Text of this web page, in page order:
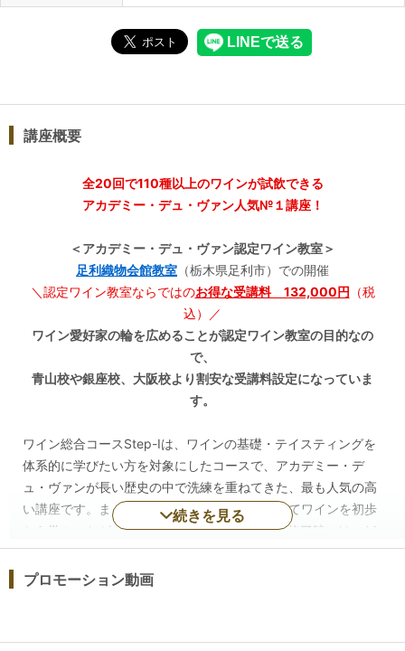
講座概要
全20回で110種以上のワインが試飲できる
アカデミー・デュ・ヴァン人気№１講座！
＜アカデミー・デュ・ヴァン認定ワイン教室＞
足利織物会館教室 （栃木県足利市）での開催
＼認定ワイン教室ならではのお得な受講料 132,000円 （税
込）／
ワイン愛好家の輪を広めることが認定ワイン教室の目的なの
で、
青山校や銀座校、大阪校より割安な受講料設定になっていま
す。
ワイン総合コースStep-Ⅰは、ワインの基礎・テイスティングを
体系的に学びたい方を対象にしたコースで、アカデミー・デ
ュ・ヴァンが長い歴史の中で洗練を重ねてきた、最も人気の高
い講座です。まったくの初心者の方でも安心してワインを初歩
から学ぶことができ、1回2時間×20レッスンの修了時には、ど
なたでも立派なワイン通になれます。本格的なテイスティン
グ・テクニックと深い知識の習得を通じ、ワインの悦びが一気
◆成長が実感できるワイン・テイスティング
続きを見る
プロモーション動画